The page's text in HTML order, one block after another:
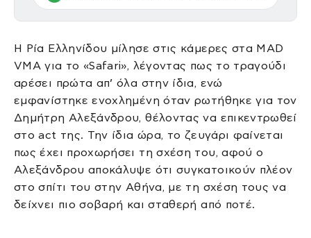
Η Ρία Ελληνίδου μίλησε στις κάμερες στα MAD
VMA για το «Safari», λέγοντας πως το τραγούδι
αρέσει πρώτα απ’ όλα στην ίδια, ενώ
εμφανίστηκε ενοχλημένη όταν ρωτήθηκε για τον
Δημήτρη Αλεξάνδρου, θέλοντας να επικεντρωθεί
στο act της. Την ίδια ώρα, το ζευγάρι φαίνεται
πως έχει προχωρήσει τη σχέση του, αφού ο
Αλεξάνδρου αποκάλυψε ότι συγκατοικούν πλέον
στο σπίτι του στην Αθήνα, με τη σχέση τους να
δείχνει πιο σοβαρή και σταθερή από ποτέ.